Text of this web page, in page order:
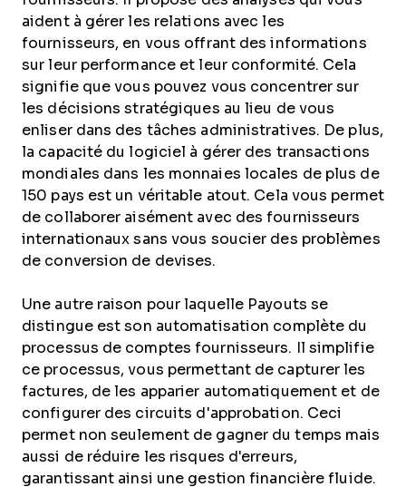
aident à gérer les relations avec les
fournisseurs, en vous offrant des informations
sur leur performance et leur conformité. Cela
signifie que vous pouvez vous concentrer sur
les décisions stratégiques au lieu de vous
enliser dans des tâches administratives. De plus,
la capacité du logiciel à gérer des transactions
mondiales dans les monnaies locales de plus de
150 pays est un véritable atout. Cela vous permet
de collaborer aisément avec des fournisseurs
internationaux sans vous soucier des problèmes
de conversion de devises.
Une autre raison pour laquelle Payouts se
distingue est son automatisation complète du
processus de comptes fournisseurs. Il simplifie
ce processus, vous permettant de capturer les
factures, de les apparier automatiquement et de
configurer des circuits d'approbation. Ceci
permet non seulement de gagner du temps mais
aussi de réduire les risques d'erreurs,
garantissant ainsi une gestion financière fluide.